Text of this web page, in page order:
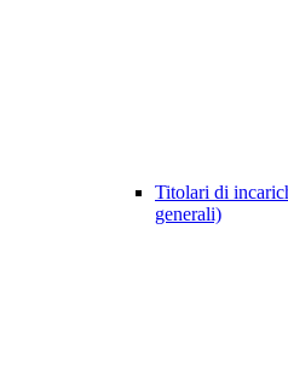
Titolari di
generali)